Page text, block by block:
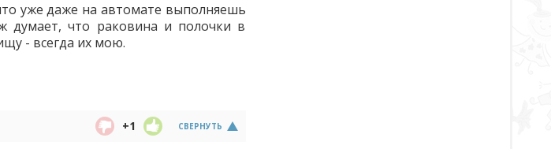
уже даже на автомате выполняешь
думает, что раковина и полочки в
- всегда их мою.
СВЕРНУТЬ
+1